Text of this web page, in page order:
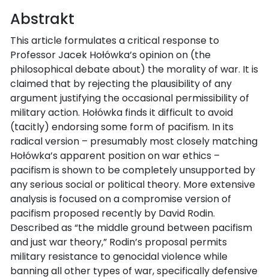
Abstrakt
This article formulates a critical response to
Professor Jacek Hołówka’s opinion on (the
philosophical debate about) the morality of war. It is
claimed that by rejecting the plausibility of any
argument justifying the occasional permissibility of
military action. Hołówka finds it difficult to avoid
(tacitly) endorsing some form of pacifism. In its
radical version – presumably most closely matching
Hołówka’s apparent position on war ethics –
pacifism is shown to be completely unsupported by
any serious social or political theory. More extensive
analysis is focused on a compromise version of
pacifism proposed recently by David Rodin.
Described as “the middle ground between pacifism
and just war theory,” Rodin’s proposal permits
military resistance to genocidal violence while
banning all other types of war, specifically defensive